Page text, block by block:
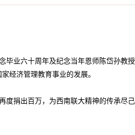
毕业六十周年及纪念当年恩师陈岱孙教
经济管理教育事业的发展。
捐出百万，为西南联大精神的传承尽